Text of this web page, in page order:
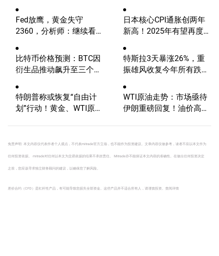
Fed放鹰，黄金失守
2360，分析师：继续看
日本核心CPI通胀创两年
新高！2025年有望再度加
比特币价格预测：BTC因
衍生品推动飙升至三个月
特斯拉3天暴涨26%，重
振雄风收复今年所有跌
调？
特朗普称或恢复“自由计
划”行动！黄金、WTI原
WTI原油走势：市场亟待
伊朗重磅回复！油价高波
免责声明: 本文内容仅代表作者个人观点，不代表mitrade官方立场，也不能作为投资建议。文章内容仅做参考，读者不应以本文作为
任何投资依据。 mitrade对任何以本文为交易依据的结果不承担责任。 Mitrade亦不能保证本文内容的准确性。在做出任何投资决定
之前，您应该寻求独立财务顾问的建议，以确保您了解风险。
差价合约（CFD）是杠杆性产品，有可能导致您损失全部资金。这些产品并不适合所有人，请谨慎投资。 查阅详情